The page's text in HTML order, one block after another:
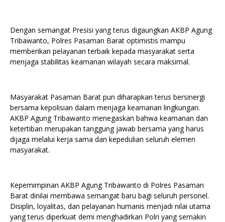
Dengan semangat Presisi yang terus digaungkan AKBP Agung
Tribawanto, Polres Pasaman Barat optimistis mampu
memberikan pelayanan terbaik kepada masyarakat serta
menjaga stabilitas keamanan wilayah secara maksimal.
Masyarakat Pasaman Barat pun diharapkan terus bersinergi
bersama kepolisian dalam menjaga keamanan lingkungan.
AKBP Agung Tribawanto menegaskan bahwa keamanan dan
ketertiban merupakan tanggung jawab bersama yang harus
dijaga melalui kerja sama dan kepedulian seluruh elemen
masyarakat.
Kepemimpinan AKBP Agung Tribawanto di Polres Pasaman
Barat dinilai membawa semangat baru bagi seluruh personel.
Disiplin, loyalitas, dan pelayanan humanis menjadi nilai utama
yang terus diperkuat demi menghadirkan Polri yang semakin